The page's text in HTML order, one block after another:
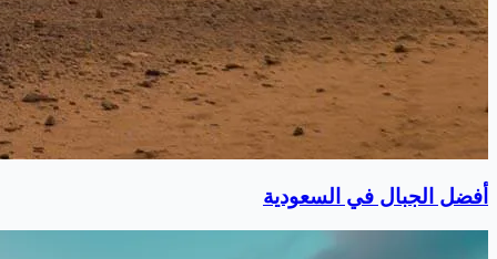
أفضل الجبال في السعودية